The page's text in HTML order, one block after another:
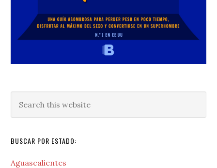
this
BUSCAR POR ESTADO:
Aguascalientes